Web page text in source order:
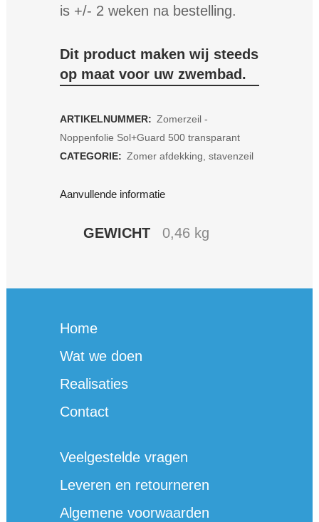
is +/- 2 weken na bestelling.
Dit product maken wij steeds
op maat voor uw zwembad.
ARTIKELNUMMER: Zomerzeil -
Noppenfolie Sol+Guard 500 transparant
CATEGORIE: Zomer afdekking, stavenzeil
Aanvullende informatie
GEWICHT 0,46 kg
Home
Wat we doen
Realisaties
Contact
Veelgestelde vragen
Leveren en retourneren
Algemene voorwaarden